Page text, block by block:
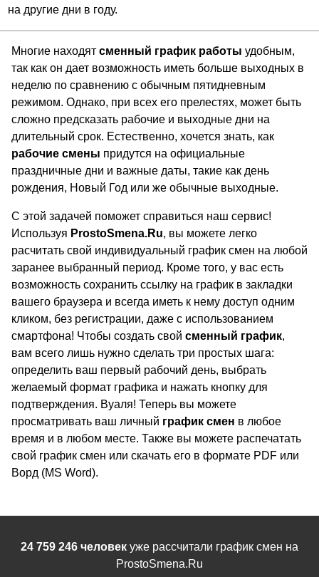
на другие дни в году.
Многие находят сменный график работы удобным,
так как он дает возможность иметь больше выходных в
неделю по сравнению с обычным пятидневным
режимом. Однако, при всех его прелестях, может быть
сложно предсказать рабочие и выходные дни на
длительный срок. Естественно, хочется знать, как
рабочие смены придутся на официальные
праздничные дни и важные даты, такие как день
рождения, Новый Год или же обычные выходные.
С этой задачей поможет справиться наш сервис!
Используя ProstoSmena.Ru, вы можете легко
расчитать свой индивидуальный график смен на любой
заранее выбранный период. Кроме того, у вас есть
возможность сохранить ссылку на график в закладки
вашего браузера и всегда иметь к нему доступ одним
кликом, без регистрации, даже с использованием
смартфона! Чтобы создать свой сменный график,
вам всего лишь нужно сделать три простых шага:
определить ваш первый рабочий день, выбрать
желаемый формат графика и нажать кнопку для
подтверждения. Вуаля! Теперь вы можете
просматривать ваш личный график смен в любое
время и в любом месте. Также вы можете распечатать
свой график смен или скачать его в формате PDF или
Ворд (MS Word).
24 759 246 человек уже рассчитали график смен на
ProstoSmena.Ru